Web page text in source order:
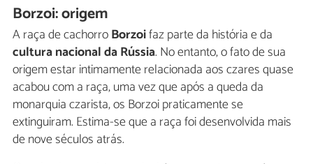
Borzoi: origem
A raça de cachorroBorzoifaz parte da história e da
cultura nacional da Rússia. No entanto, o fato de sua
origem estar intimamente relacionada aos czares quase
acabou com a raça, uma vez que após a queda da
monarquia czarista, os Borzoi praticamente se
extinguiram. Estima-se que a raça foi desenvolvida mais
de nove séculos atrás.